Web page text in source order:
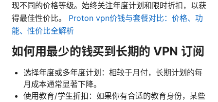
现不同的价格等级。始终关注年度计划和限时折扣，以获
得最佳性价比。 Proton vpn价钱与套餐对比：价格、功
能、性价比全解析
如何用最少的钱买到长期的 VPN 订阅
选择年度或多年度计划：相较于月付，长期计划的每
月成本通常显著下降。
使用教育/学生折扣：如果你有合适的教育身份，某些